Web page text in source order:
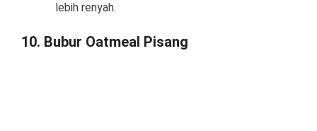
lebih renyah.
10. Bubur Oatmeal Pisang